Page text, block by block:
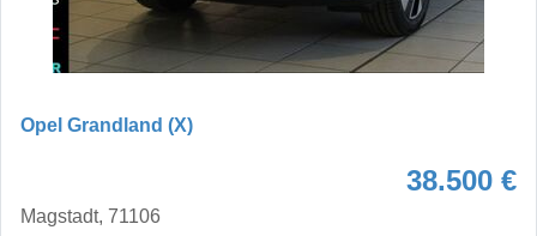
Opel Grandland (X)
38.500 €
Magstadt, 71106